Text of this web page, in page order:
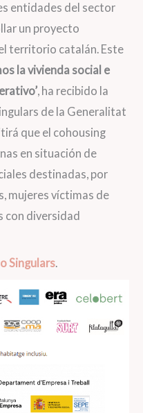
entidades del sector
un proyecto
territorio catalán. Este
la vivienda social e
, ha recibido la
de la Generalitat
que el cohousing
en situación de
destinadas, por
mujeres víctimas de
con diversidad
Singulars.